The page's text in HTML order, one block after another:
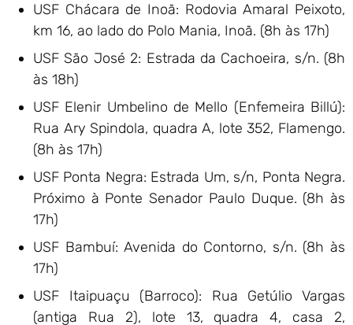
USF Chácara de Inoã: Rodovia Amaral Peixoto,
km 16, ao lado do Polo Mania, Inoã. (8h às 17h)
USF São José 2: Estrada da Cachoeira, s/n. (8h
às 18h)
USF Elenir Umbelino de Mello (Enfemeira Billú):
Rua Ary Spindola, quadra A, lote 352, Flamengo.
(8h às 17h)
USF Ponta Negra: Estrada Um, s/n, Ponta Negra.
Próximo à Ponte Senador Paulo Duque. (8h às
17h)
USF Bambuí: Avenida do Contorno, s/n. (8h às
17h)
USF Itaipuaçu (Barroco): Rua Getúlio Vargas
(antiga Rua 2), lote 13, quadra 4, casa 2,